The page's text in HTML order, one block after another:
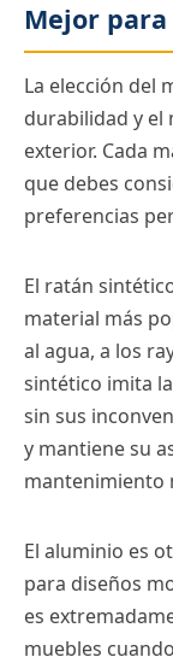
Mejor
La elección del
durabilidad y el
exterior. Cada
que debes
preferencias
El ratán
material más
al agua, a los
sintético imita
sin sus
y mantiene su
mantenimiento
El aluminio es
para diseños
es
muebles